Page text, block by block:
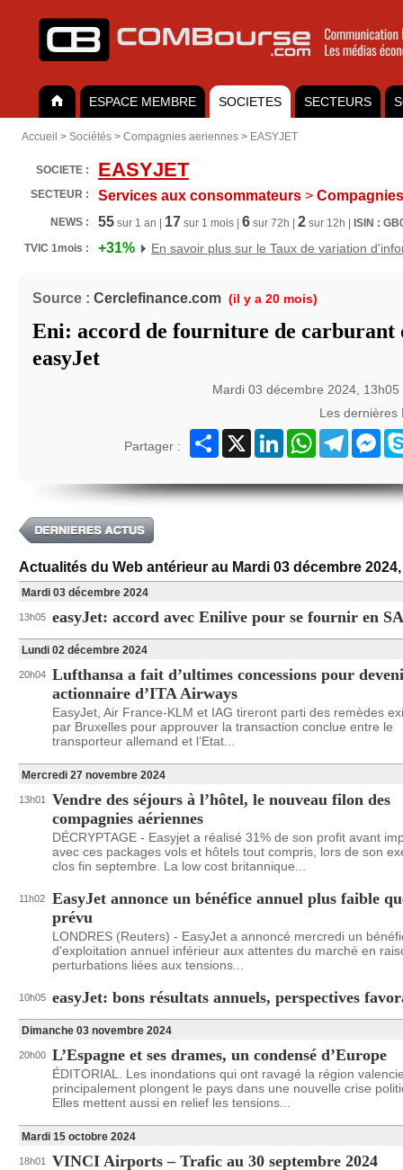
ESPACE MEMBRE SOCIETES SECTEURS
Accueil > Sociétés > Compagnies aeriennes > EASYJET
SOCIETE : EASYJET
SECTEUR : Services aux consommateurs >
NEWS : 55 sur 1 an | 17 sur 1 mois | 6 sur 72h | 2 sur 12h |
ISIN :
TVIC 1mois :
+31% En savoir plus sur le Taux de variation
Source : Cerclefinance.com (il y a 20 mois)
Eni: accord de fourniture de carburant
easyJet
Mardi 03 décembre 2024,
Les dernières
Partager :
Partager
X LinkedInWhatsAppTelegram
Actualités du Web antérieur au Mardi 03 décembre
Mardi 03 décembre 2024
13h05 easyJet: accord avec Enilive pour se fournir en
Lundi 02 décembre 2024
20h04 Lufthansa a fait d’ultimes concessions pour
actionnaire d’ITA Airways
EasyJet, Air France-KLM et IAG tireront parti des remèdes
par Bruxelles pour approuver la transaction conclue entre le
transporteur allemand et l’Etat...
Mercredi 27 novembre 2024
13h01
Vendre des séjours à l’hôtel, le nouveau filon des
compagnies aériennes
DÉCRYPTAGE - Easyjet a réalisé 31% de son profit avant
avec ces packages vols et hôtels tout compris, lors de son
clos fin septembre. La low cost britannique...
11h02
EasyJet annonce un bénéfice annuel plus faible
prévu
LONDRES (Reuters) - EasyJet a annoncé mercredi un
d'exploitation annuel inférieur aux attentes du marché en
perturbations liées aux tensions...
10h05 easyJet: bons résultats annuels, perspectives
Dimanche 03 novembre 2024
20h00 L’Espagne et ses drames, un condensé d’Europe
ÉDITORIAL. Les inondations qui ont ravagé la région
principalement plongent le pays dans une nouvelle crise
Elles mettent aussi en relief les tensions...
Mardi 15 octobre 2024
18h01 VINCI Airports – Trafic au 30 septembre 2024